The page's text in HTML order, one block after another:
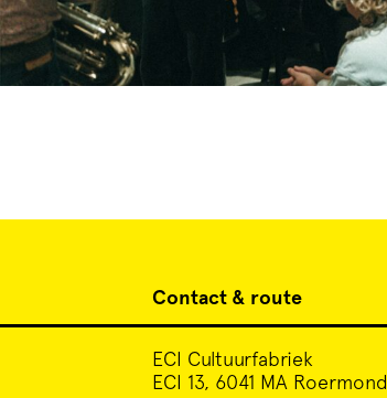
Contact & route
ECI Cultuurfabriek
ECI 13, 6041 MA Roermond